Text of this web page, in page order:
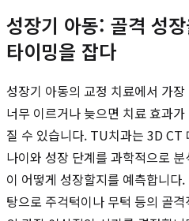
성장기 아동: 골격 성
타이밍을 잡다
성장기 아동의 교정 치료에서 가
너무 이르거나 늦으면 치료 효과
질 수 있습니다. TU치과는 3D CT
나이와 성장 단계를 과학적으로
이 어떻게 성장할지를 예측합니
탕으로 주걱턱이나 무턱 등의 골